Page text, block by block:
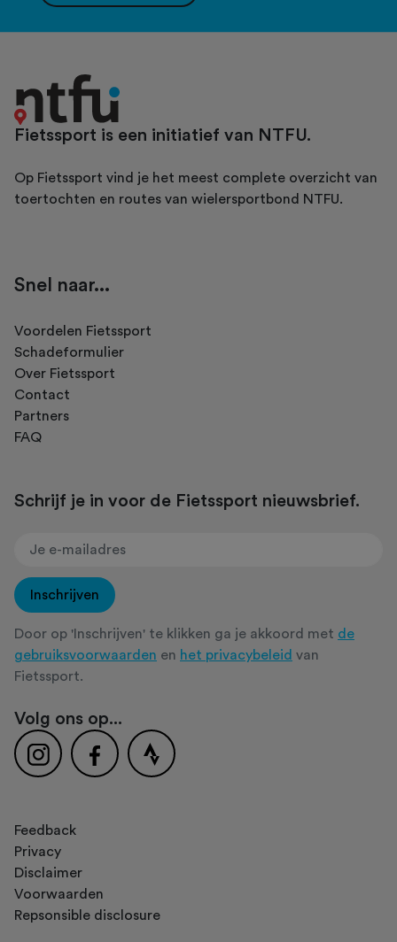
Fietssport is een initiatief van NTFU.
Op Fietssport vind je het meest complete overzicht van
toertochten en routes van wielersportbond NTFU.
Snel naar...
Voordelen Fietssport
Schadeformulier
Over Fietssport
Contact
Partners
FAQ
Schrijf je in voor de Fietssport nieuwsbrief.
Inschrijven
Door op 'Inschrijven' te klikken ga je akkoord met de
gebruiksvoorwaarden en het privacybeleid van
Fietssport.
Volg ons op...
Feedback
Privacy
Disclaimer
Voorwaarden
Repsonsible disclosure